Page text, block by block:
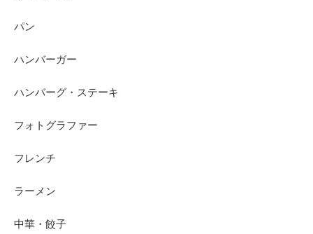
パン
ハンバーガー
ハンバーグ・ステーキ
フォトグラファー
フレンチ
ラーメン
中華・餃子